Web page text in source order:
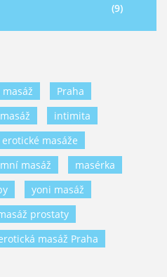
(9)
Praha
intimita
erotické masáže
masáž
masérka
yoni masáž
prostaty
masáž Praha